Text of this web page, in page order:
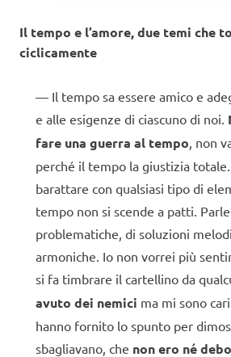
Il tempo e l’amore, due temi che
ciclicamente
Il tempo sa essere amico e
e alle esigenze di ciascuno di noi.
fare una guerra al tempo, non
perché il tempo la giustizia
barattare con qualsiasi tipo di
tempo non si scende a patti.
problematiche, di soluzioni
armoniche. Io non vorrei più
si fa timbrare il cartellino da
avuto dei nemici ma mi sono
hanno fornito lo spunto per
sbagliavano, che non ero né